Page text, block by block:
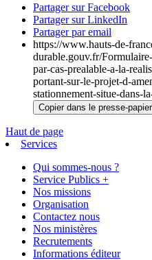
Partager sur Facebook
Partager sur LinkedIn
Partager par email
https://www.hauts-de-
durable.gouv.fr/
par-cas-prealable-a-la-
portant-sur-le-projet-d-
stationnement-situe-dans-
Copier dans le presse-papier
Haut de page
Services
Qui sommes-nous ?
Service Publics +
Nos missions
Organisation
Contactez nous
Nos ministères
Recrutements
Informations éditeur